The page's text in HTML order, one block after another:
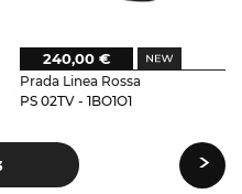
Prada Linea Rossa
PS 02TV - 1BO1O1
240,00 €
›